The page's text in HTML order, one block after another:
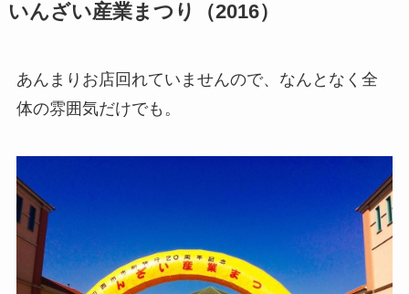
いんざい産業まつり（2016）
あんまりお店回れていませんので、なんとなく全
体の雰囲気だけでも。